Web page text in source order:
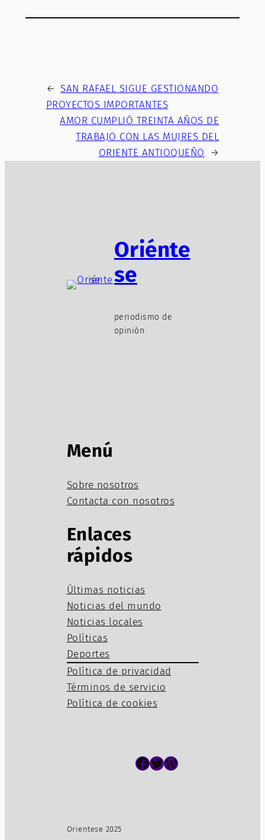
← SAN RAFAEL SIGUE GESTIONANDO
PROYECTOS IMPORTANTES
AMOR CUMPLIÓ TREINTA AÑOS DE
TRABAJO CON LAS MUJRES DEL
ORIENTE ANTIOQUEÑO
→
Oriénte
se
periodismo de
opinión
Menú
Sobre nosotros
Contacta con nosotros
Enlaces
rápidos
Últimas noticias
Noticias del mundo
Noticias locales
Políticas
Deportes
Política de privacidad
Términos de servicio
Política de cookies
Facebook Twitter WordPress
Orientese 2025